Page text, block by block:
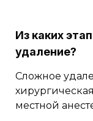
Из каких
удаление?
Сложное
местной